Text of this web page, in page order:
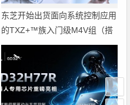
东芝开始出货面向系统控制应用
的TXZ+™族入门级M4V组（搭
载Arm Cortex‑M4内核的标准微
控制器）工程样品